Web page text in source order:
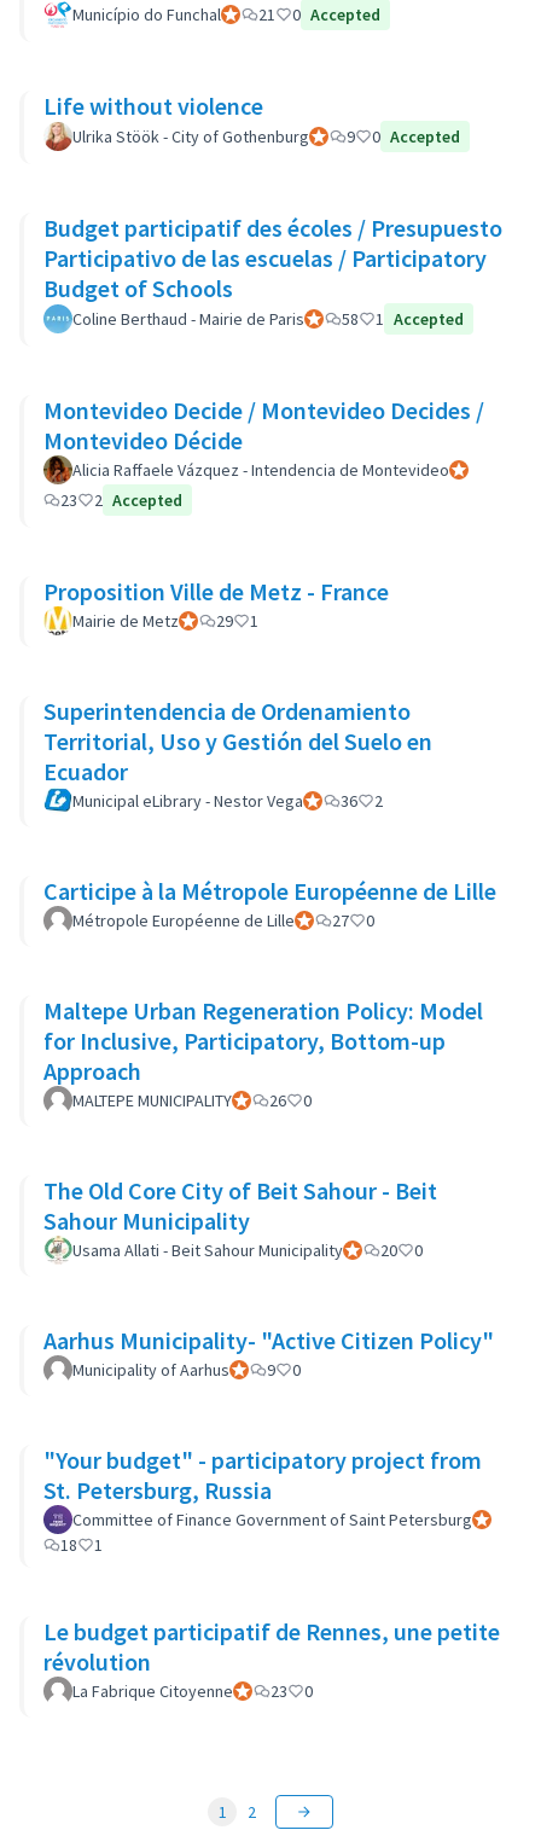
Município do FunchalParticipant officiel
21 0 Accepted
Life without violence
Ulrika Stöök - City of GothenburgParticipant officiel
9 0 Accepted
Budget participatif des écoles / Presupuesto
Participativo de las escuelas / Participatory
Budget of Schools
Coline Berthaud - Mairie de ParisParticipant officiel
58 1 Accepted
Montevideo Decide / Montevideo Decides /
Montevideo Décide
Alicia Raffaele Vázquez - Intendencia de MontevideoParticipant
23
2 Accepted
Proposition Ville de Metz - France
Mairie de MetzParticipant officiel
29 1
Superintendencia de Ordenamiento
Territorial, Uso y Gestión del Suelo en
Ecuador
Municipal eLibrary - Nestor VegaParticipant officiel
36 2
Carticipe à la Métropole Européenne de Lille
Métropole Européenne de LilleParticipant officiel
27 0
Maltepe Urban Regeneration Policy: Model
for Inclusive, Participatory, Bottom-up
Approach
MALTEPE MUNICIPALITYParticipant officiel
26 0
The Old Core City of Beit Sahour - Beit
Sahour Municipality
Usama Allati - Beit Sahour MunicipalityParticipant officiel
20 0
Aarhus Municipality- "Active Citizen Policy"
Municipality of AarhusParticipant officiel
9 0
"Your budget" - participatory project from
St. Petersburg, Russia
Committee of Finance Government of Saint Petersburg
18
1
Le budget participatif de Rennes, une petite
révolution
La Fabrique CitoyenneParticipant officiel
23 0
1 2